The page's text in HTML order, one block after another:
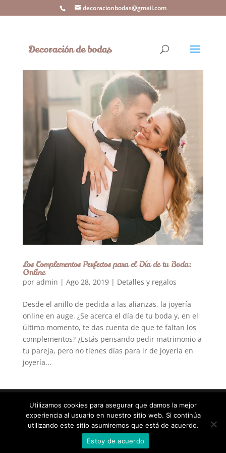
decoracionbodas@gmail.com
Los Complementos Perfectos para el Día de tu Boda:
Online
por admin | Ago 28, 2019| Detalles y regalos
Desde el anillo de pedida a las alianzas, la joyería
online en auge. ¿Se acerca el día de tu boda y, en el
último momento, te das cuenta de que te faltan los
complementos? ¿Estás pensando pedir matrimonio a
tu pareja, pero no tienes días para ir de joyería en
joyería...
Diseñado porElegant Themes | Desarrollado por
WordPress
Statcounter code invalid. Insert a fresh copy.
Utilizamos cookies para asegurar que damos la mejor
experiencia al usuario en nuestro sitio web. Si continúa
utilizando este sitio asumiremos que está de acuerdo.
Estoy de acuerdo